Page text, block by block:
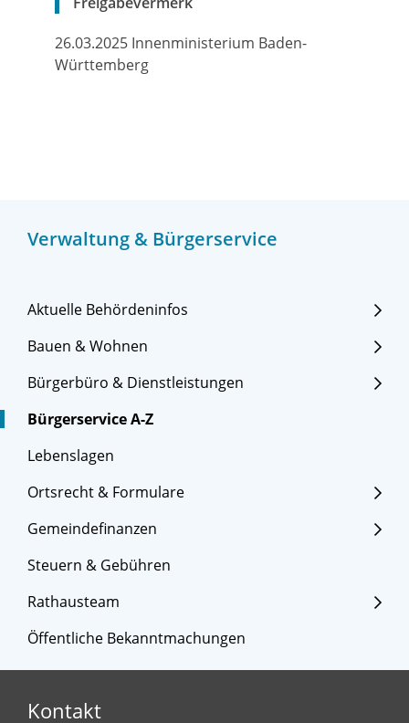
Verwaltung & Bürgerservice
Aktuelle Behördeninfos
Bauen & Wohnen
Bürgerbüro & Dienstleistungen
Bürgerservice A-Z
Lebenslagen
Ortsrecht & Formulare
Gemeindefinanzen
Steuern & Gebühren
Rathausteam
Öffentliche Bekanntmachungen
26.03.2025 Innenministerium Baden-
Württemberg
Kontakt